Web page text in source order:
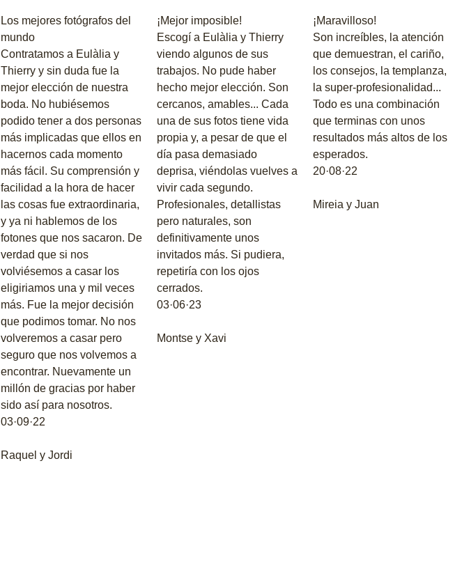
Los mejores fotógrafos del
mundo
Contratamos a Eulàlia y
Thierry y sin duda fue la
mejor elección de nuestra
boda. No hubiésemos
podido tener a dos personas
más implicadas que ellos en
hacernos cada momento
más fácil. Su comprensión y
facilidad a la hora de hacer
las cosas fue extraordinaria,
y ya ni hablemos de los
fotones que nos sacaron. De
verdad que si nos
volviésemos a casar los
eligiriamos una y mil veces
más. Fue la mejor decisión
que podimos tomar. No nos
volveremos a casar pero
seguro que nos volvemos a
encontrar. Nuevamente un
millón de gracias por haber
sido así para nosotros.
03·09·22
Raquel y Jordi
¡Mejor imposible!
Escogí a Eulàlia y Thierry
viendo algunos de sus
trabajos. No pude haber
hecho mejor elección. Son
cercanos, amables... Cada
una de sus fotos tiene vida
propia y, a pesar de que el
día pasa demasiado
deprisa, viéndolas vuelves a
vivir cada segundo.
Profesionales, detallistas
pero naturales, son
definitivamente unos
invitados más. Si pudiera,
repetiría con los ojos
cerrados.
03·06·23
Montse y Xavi
¡Maravilloso!
Son increíbles, la atención
que demuestran, el cariño,
los consejos, la templanza,
la super-profesionalidad...
Todo es una combinación
que terminas con unos
resultados más altos de los
esperados.
20·08·22
Mireia y Juan